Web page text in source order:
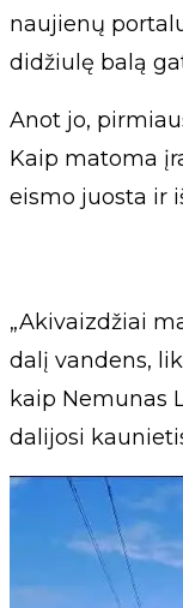
naujienų
didžiulę balą
Anot jo,
Kaip matoma
eismo juosta ir
„Akivaizdžiai
dalį vandens,
kaip Nemunas
dalijosi